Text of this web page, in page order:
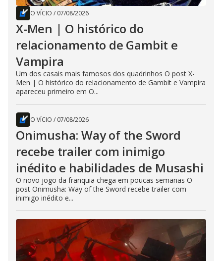
O VÍCIO / 07/08/2026
X-Men | O histórico do
relacionamento de Gambit e
Vampira
Um dos casais mais famosos dos quadrinhos O post X-
Men | O histórico do relacionamento de Gambit e Vampira
apareceu primeiro em O...
O VÍCIO / 07/08/2026
Onimusha: Way of the Sword
recebe trailer com inimigo
inédito e habilidades de Musashi
O novo jogo da franquia chega em poucas semanas O
post Onimusha: Way of the Sword recebe trailer com
inimigo inédito e...